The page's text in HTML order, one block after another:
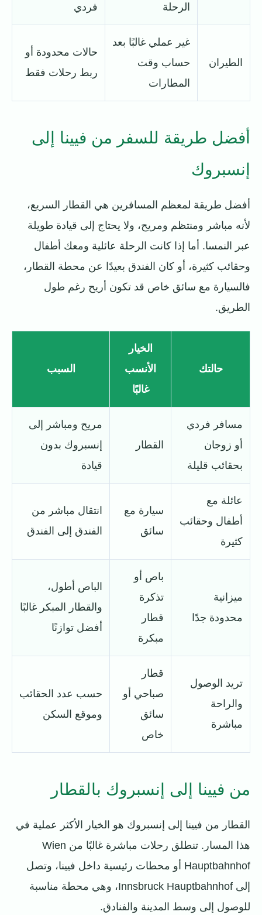
الرحلة
فردي
الطيران
غير عملي غالبًا بعد
حساب وقت
المطارات
حالات محدودة أو
ربط رحلات فقط
أفضل طريقة للسفر من فيينا إلى
إنسبروك
أفضل طريقة لمعظم المسافرين هي القطار السريع،
لأنه مباشر ومنتظم ومريح، ولا يحتاج إلى قيادة طويلة
عبر النمسا. أما إذا كانت الرحلة عائلية ومعك أطفال
وحقائب كثيرة، أو كان الفندق بعيدًا عن محطة القطار،
فالسيارة مع سائق خاص قد تكون أريح رغم طول
الطريق.
حالتك
الخيار
الأنسب
غالبًا
السبب
مسافر فردي
أو زوجان
بحقائب قليلة
القطار
مريح ومباشر إلى
إنسبروك بدون
قيادة
عائلة مع
أطفال وحقائب
كثيرة
سيارة مع
سائق
انتقال مباشر من
الفندق إلى الفندق
ميزانية
محدودة جدًا
باص أو
تذكرة
قطار
مبكرة
الباص أطول،
والقطار المبكر غالبًا
أفضل توازنًا
تريد الوصول
والراحة
مباشرة
قطار
صباحي أو
سائق
خاص
حسب عدد الحقائب
وموقع السكن
من فيينا إلى إنسبروك بالقطار
القطار من فيينا إلى إنسبروك هو الخيار الأكثر عملية في
هذا المسار. تنطلق رحلات مباشرة غالبًا من Wien
Hauptbahnhof أو محطات رئيسية داخل فيينا، وتصل
إلى Innsbruck Hauptbahnhof، وهي محطة مناسبة
للوصول إلى وسط المدينة والفنادق.